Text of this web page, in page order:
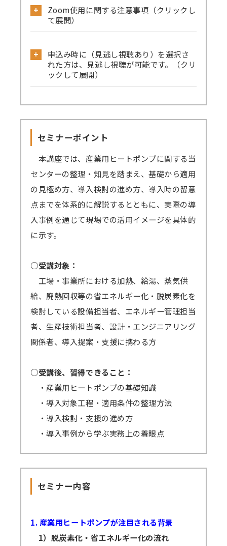
Zoom使用に関する注意事項（クリックし
て展開）
ングをお試しください。
確認はこちら
→Skype／Teams／LINEなど別のミーティン
象が起きる可能性がございます。お手数です
が、これらのアプリは閉じた状態にてZoomに
ご参加ください。
→ 音声が聞こえない場合の対処例
Zoomアプリのインストール、Zoomへの
サインアップをせずブラウザからの参加も可能
です。
→一部のブラウザは音声が聞こえないなどの不
具合が起きる可能性があります。
対応ブラウザ
をご確認の上、必ず事前のテ
ストミーティング
をお願いします。
（iOSやAndroidOS ご利用の場合は、アプリ
インストールが必須となります）
申込み時に（見逃し視聴あり）を選択さ
れた方は、見逃し視聴が可能です。（クリ
ックして展開）
しい方、期間内であれば動画を何度も視聴でき
ます。
原則、遅くとも開催4営業日後までに録画動
画の配信を開始します（一部、編集加工しま
す）。
視聴期間はセミナー開催日から4営業日後を
起点に1週間となります。
でに配信開始 → 2/17（金）まで視聴可能
→見逃し視聴について、 こちらから問題なく
視聴できるかご確認ください。（テスト視聴動
画へ）パスワード「123456」
＜見逃し視聴ご案内の流れ・配信期間詳細＞
します。配信開始日を過ぎてもメールが届かな
い場合は必ず弊社までご連絡ください。
準備出来しだい配信いたしますので開始日
が早まる可能性もございます。その場合でも終
了日は変わりません。上記例の2/6開催セミナ
それに応じて弊社の標準配信期間設定を延長し
原則、配信期間の延長はいたしません。
万一、見逃し視聴の提供ができなくなった
セミナーポイント
本講座では、産業用ヒートポンプに関する当
センターの整理・知見を踏まえ、基礎から適用
の見極め方、導入検討の進め方、導入時の留意
点までを体系的に解説するとともに、実際の導
入事例を通じて現場での活用イメージを具体的
に示す。
○受講対象：
工場・事業所における加熱、給湯、蒸気供
給、廃熱回収等の省エネルギー化・脱炭素化を
検討している設備担当者、エネルギー管理担当
者、生産技術担当者、設計・エンジニアリング
関係者、導入提案・支援に携わる方
○受講後、習得できること：
・産業用ヒートポンプの基礎知識
・導入対象工程・適用条件の整理方法
・導入検討・支援の進め方
・導入事例から学ぶ実務上の着眼点
セミナー内容
1. 産業用ヒートポンプが注目される背景
1）脱炭素化・省エネルギー化の流れ